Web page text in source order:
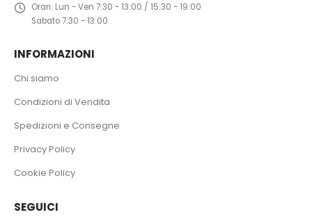
Orari: Lun - Ven 7:30 - 13:00 / 15:30 - 19:00
Sabato 7:30 - 13:00
INFORMAZIONI
Chi siamo
Condizioni di Vendita
Spedizioni e Consegne
Privacy Policy
Cookie Policy
SEGUICI